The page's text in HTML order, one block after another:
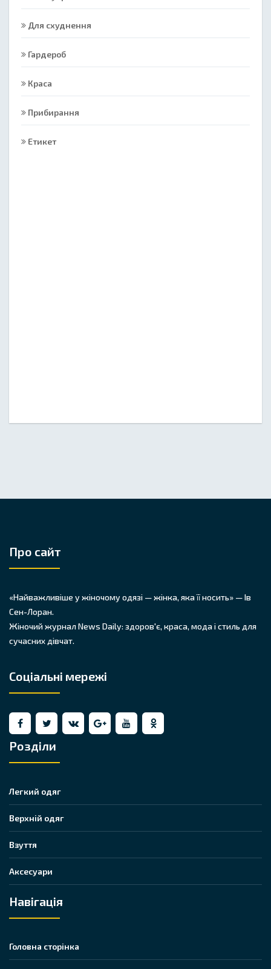
Для схуднення
Гардероб
Краса
Прибирання
Етикет
Про сайт
«Найважливіше у жіночому одязі — жінка, яка її носить» — Ів
Сен-Лоран.
Жіночий журнал News Daily: здоров'є, краса, мода і стиль для
сучасних дівчат.
Соціальні мережі
Розділи
Легкий одяг
Верхній одяг
Взуття
Аксесуари
Навігація
Головна сторінка